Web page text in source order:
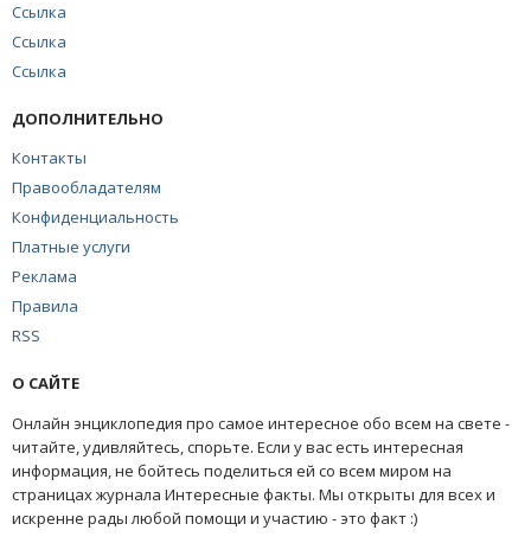
Ссылка
Ссылка
Ссылка
ДОПОЛНИТЕЛЬНО
Контакты
Правообладателям
Конфиденциальность
Платные услуги
Реклама
Правила
RSS
О САЙТЕ
Онлайн энциклопедия про самое интересное обо всем на свете -
читайте, удивляйтесь, спорьте. Если у вас есть интересная
информация, не бойтесь поделиться ей со всем миром на
страницах журнала Интересные факты. Мы открыты для всех и
искренне рады любой помощи и участию - это факт :)